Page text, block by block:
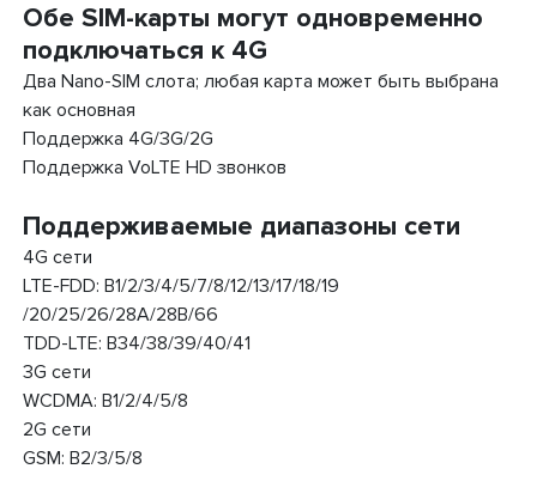
Обе SIM-карты могут одновременно
подключаться к 4G
Два Nano-SIM слота; любая карта может быть выбрана
как основная
Поддержка 4G/3G/2G
Поддержка VoLTE HD звонков
Поддерживаемые диапазоны сети
4G сети
LTE-FDD: B1/2/3/4/5/7/8/12/13/17/18/19
/20/25/26/28A/28B/66
TDD-LTE: B34/38/39/40/41
3G сети
WCDMA: B1/2/4/5/8
2G сети
GSM: B2/3/5/8